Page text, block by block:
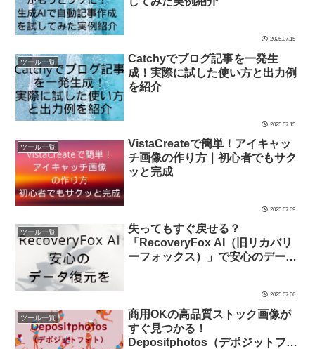
2025.07.15
ツール一覧
Catchyでブログ記事を一発生
成！実際に試した使い方と出力例
を紹介
2025.07.15
ツール一覧
VistaCreateで簡単！アイキャッ
チ画像の作り方｜初心者でもサク
ッと完成
2025.07.09
ツール一覧
失ってもすぐ戻せる？
「RecoveryFox AI（旧リカバリ
ーフォックス）」で安心のデータ
2025.07.06
ツール一覧
商用OKの高品質ストック画像が
すぐ見つかる！
Depositphotos（デポジットフォ